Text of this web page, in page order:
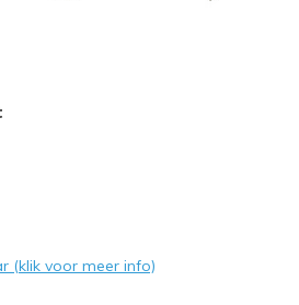
(klik voor meer info)